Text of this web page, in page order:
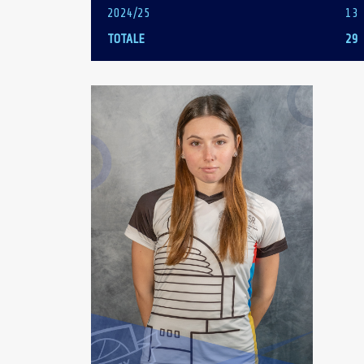
2024/25
13
TOTALE
29